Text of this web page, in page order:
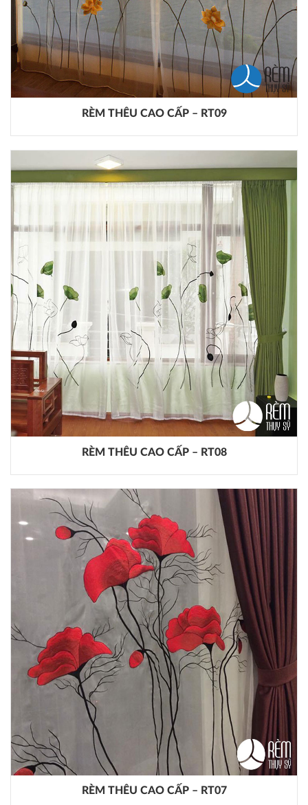
RÈM THÊU CAO CẤP – RT09
RÈM THÊU CAO CẤP – RT08
RÈM THÊU CAO CẤP – RT07